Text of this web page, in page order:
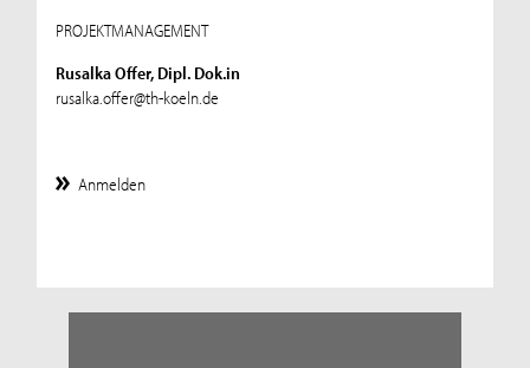
PROJEKTMANAGEMENT
Rusalka Offer, Dipl. Dok.in
rusalka.offer@th-koeln.de
Anmelden